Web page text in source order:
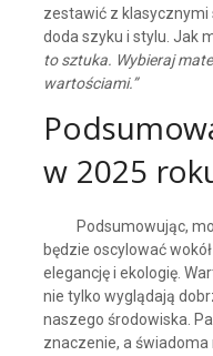
zestawić z
doda szyku i stylu. Jak
to sztuka. Wybieraj
wartościami.”
w 2025
Podsumowując,
będzie oscylować
elegancję i ekologię.
nie tylko wyglądają
naszego środowiska.
znaczenie, a